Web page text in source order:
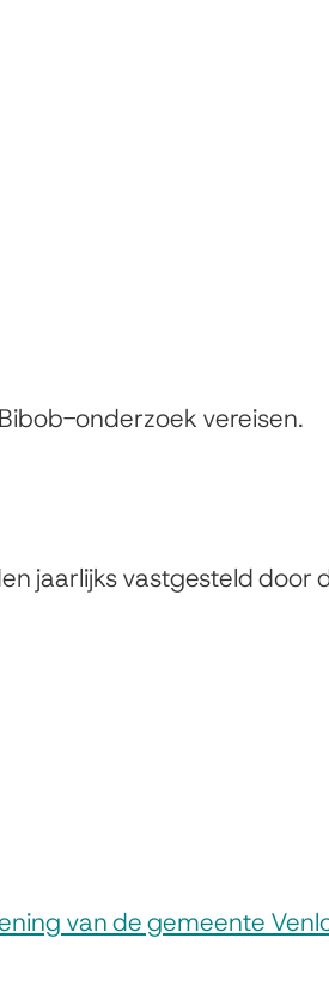
onderzoek vereisen.
jaarlijks vastgesteld door
van de gemeente